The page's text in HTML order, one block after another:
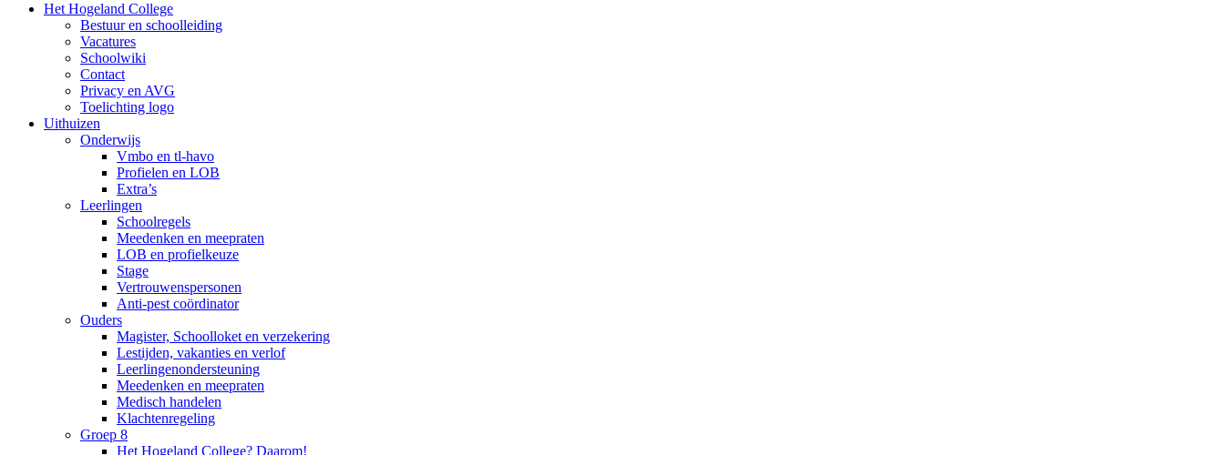
Het Hogeland College
Bestuur en schoolleiding
Vacatures
Schoolwiki
Contact
Privacy en AVG
Toelichting logo
Uithuizen
Onderwijs
Vmbo en tl-havo
Profielen en LOB
Extra’s
Leerlingen
Schoolregels
Meedenken en meepraten
LOB en profielkeuze
Stage
Vertrouwenspersonen
Anti-pest coördinator
Ouders
Magister, Schoolloket en verzekering
Lestijden, vakanties en verlof
Leerlingenondersteuning
Meedenken en meepraten
Medisch handelen
Klachtenregeling
Groep 8
Het Hogeland College? Daarom!